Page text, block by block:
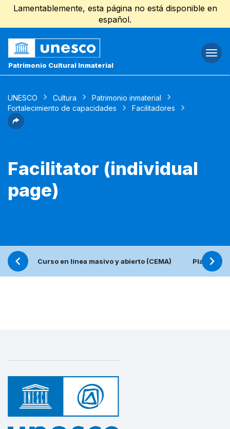
Lamentablemente, esta página no está disponible en
español.
Patrimonio Cultural Inmaterial
UNESCO Cultura
Patrimonio inmaterial
Fortalecimiento de capacidades
Facilitadores
Facilitator (individual
page)
Curso en línea masivo y abierto (CEMA)